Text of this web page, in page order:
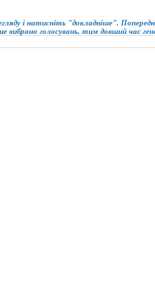
і натисніть "докладніше".
вибрано голосувань, тим довший час